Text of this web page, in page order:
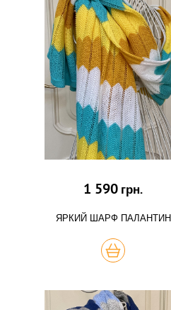
1 590 грн.
ЯРКИЙ ШАРФ ПАЛАНТИН
КУПИТЬ